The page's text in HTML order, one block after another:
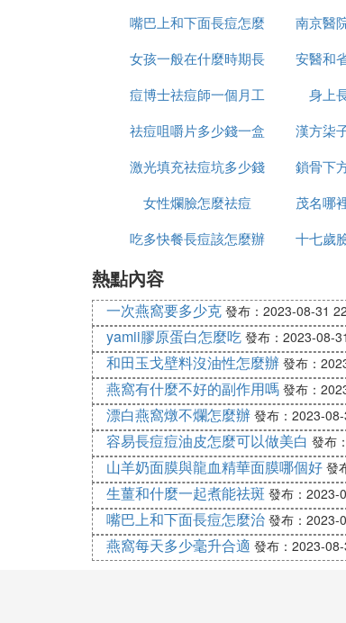
異常旺盛，加上額頭與頭發接觸
2、頭發長時間遮蓋
很多喜歡留齊劉海愛美的女孩子
3、體內水分不夠
相由心生，好的面相背後須有一
方式不但使水分在體內利用率很
4、生活不規律
有些人由於工作或者是生活習慣的
5、很多疾病是從生活不規律開始
工作壓力大，飲食沒有節制，情緒
痘痘的產生又造成精神壓力，周而
額頭長痘的另一原因心火：壓力大
小女孩額頭長痘痘怎麼辦
徹底清潔面板
空氣中的灰塵、細菌等等都會給面
首先應該用卸妝專用產品進行卸妝
保持充足的睡眠
調理額頭上長痘痘的情況，應該
自己體內的內分泌失調，從而也
嘴巴上和下面長痘怎麼
治
南京醫
女孩一般在什麼時期長
痘
安醫和
痘博士祛痘師一個月工
資多少
身上
祛痘咀嚼片多少錢一盒
漢方柒
激光填充祛痘坑多少錢
鎖骨下
女性爛臉怎麼祛痘 茂名哪
吃多快餐長痘該怎麼辦
十七歲
熱點內容
一次燕窩要多少克 發布：2023-08-31
yamii膠原蛋白怎麼吃 發布：2023-08-
和田玉戈壁料沒油性怎麼辦 發布：
燕窩有什麼不好的副作用嗎 發布：
漂白燕窩燉不爛怎麼辦 發布：2023-
容易長痘痘油皮怎麼可以做美白 發布
山羊奶面膜與龍血精華面膜哪個好 發
生薑和什麼一起煮能祛斑 發布：2023-
嘴巴上和下面長痘怎麼治 發布：2023-
燕窩每天多少毫升合適 發布：2023-